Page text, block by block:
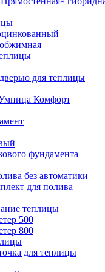
для теплицы
Комфорт
фундамента
без автоматики
для полива
теплицы
500
800
для теплицы